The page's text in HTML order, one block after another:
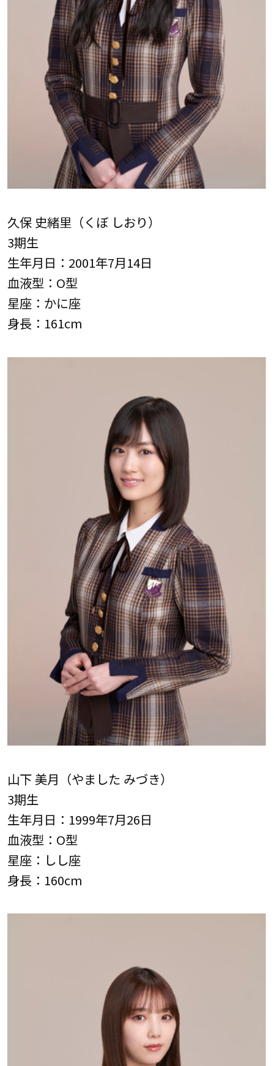
久保 史緒里（くぼ しおり）
3期生
生年月日：2001年7月14日
血液型：O型
星座：かに座
身長：161cm
山下 美月（やました みづき）
3期生
生年月日：1999年7月26日
血液型：O型
星座：しし座
身長：160cm